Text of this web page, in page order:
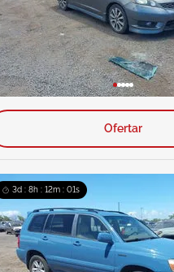
Ofertar
3d : 8h : 12m : 00s